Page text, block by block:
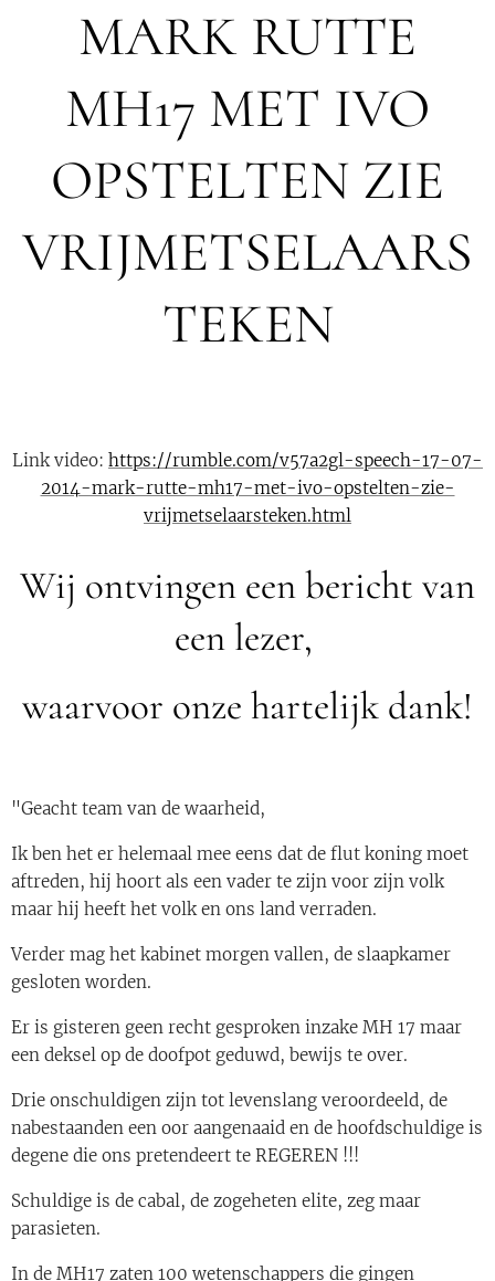
MARK RUTTE
MH17 MET IVO
OPSTELTEN ZIE
VRIJMETSELAARS
TEKEN
Link video: https://rumble.com/v57a2gl-speech-17-07-
2014-mark-rutte-mh17-met-ivo-opstelten-zie-
vrijmetselaarsteken.html
Wij ontvingen een bericht van
een lezer,
waarvoor onze hartelijk dank!
"Geacht team van de waarheid,
Ik ben het er helemaal mee eens dat de flut koning moet
aftreden, hij hoort als een vader te zijn voor zijn volk
maar hij heeft het volk en ons land verraden.
Verder mag het kabinet morgen vallen, de slaapkamer
gesloten worden.
Er is gisteren geen recht gesproken inzake MH 17 maar
een deksel op de doofpot geduwd, bewijs te over.
Drie onschuldigen zijn tot levenslang veroordeeld, de
nabestaanden een oor aangenaaid en de hoofdschuldige is
degene die ons pretendeert te REGEREN !!!
Schuldige is de cabal, de zogeheten elite, zeg maar
parasieten.
In de MH17 zaten 100 wetenschappers die gingen